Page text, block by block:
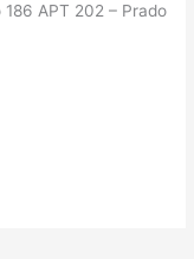
APT 202 – Prado